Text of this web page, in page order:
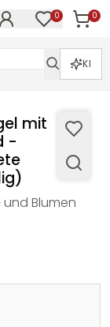
0 0
KI
mit
-
Blumen